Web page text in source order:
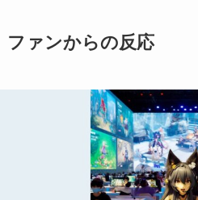
ファンからの反応